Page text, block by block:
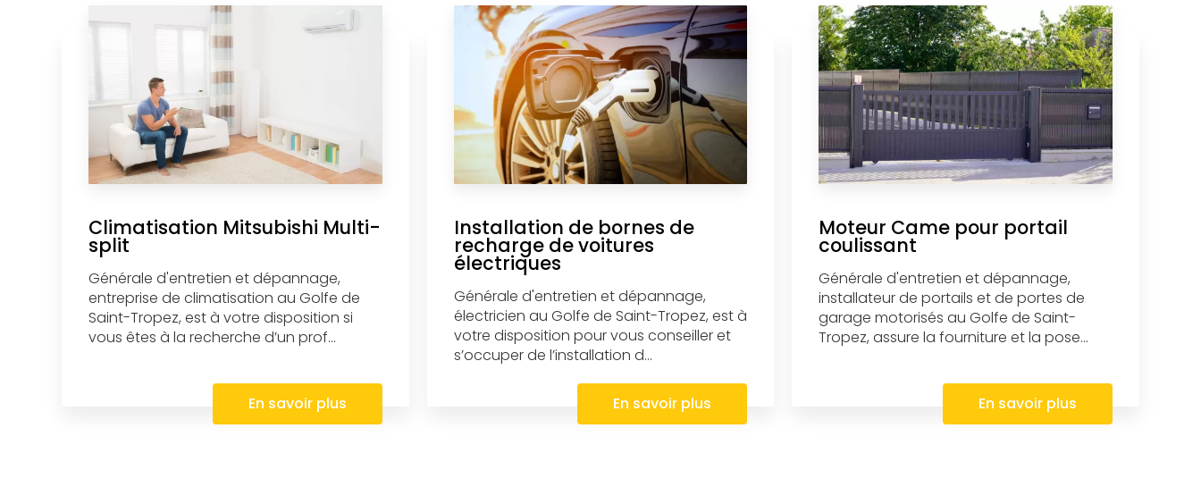
Climatisation Mitsubishi Multi-
split
Générale d'entretien et dépannage,
entreprise de climatisation au Golfe de
Saint-Tropez, est à votre disposition si
vous êtes à la recherche d’un prof...
En savoir plus
Installation de bornes de
recharge de voitures
électriques
Générale d'entretien et dépannage,
électricien au Golfe de Saint-Tropez, est à
votre disposition pour vous conseiller et
s’occuper de l’installation d...
En savoir plus
Moteur Came pour portail
coulissant
Générale d'entretien et dépannage,
installateur de portails et de portes de
garage motorisés au Golfe de Saint-
Tropez, assure la fourniture et la pose...
En savoir plus